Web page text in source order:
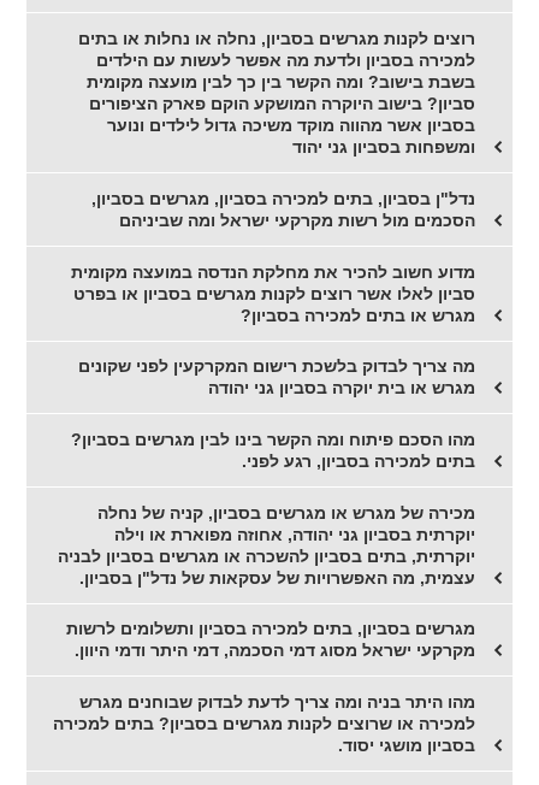
רוצים לקנות מגרשים בסביון, נחלה או נחלות או בתים
למכירה בסביון ולדעת מה אפשר לעשות עם הילדים
בשבת בישוב? ומה הקשר בין כך לבין מועצה מקומית
סביון? בישוב היוקרה המושקע הוקם פארק הציפורים
בסביון אשר מהווה מוקד משיכה גדול לילדים ונוער
ומשפחות בסביון גני יהוד
נדל"ן בסביון, בתים למכירה בסביון, מגרשים בסביון,
הסכמים מול רשות מקרקעי ישראל ומה שביניהם
מדוע חשוב להכיר את מחלקת הנדסה במועצה מקומית
סביון לאלו אשר רוצים לקנות מגרשים בסביון או בפרט
מגרש או בתים למכירה בסביון?
מה צריך לבדוק בלשכת רישום המקרקעין לפני שקונים
מגרש או בית יוקרה בסביון גני יהודה
מהו הסכם פיתוח ומה הקשר בינו לבין מגרשים בסביון?
בתים למכירה בסביון, רגע לפני.
מכירה של מגרש או מגרשים בסביון, קניה של נחלה
יוקרתית בסביון גני יהודה, אחוזה מפוארת או וילה
יוקרתית, בתים בסביון להשכרה או מגרשים בסביון לבניה
עצמית, מה האפשרויות של עסקאות של נדל"ן בסביון.
מגרשים בסביון, בתים למכירה בסביון ותשלומים לרשות
מקרקעי ישראל מסוג דמי הסכמה, דמי היתר ודמי היוון.
מהו היתר בניה ומה צריך לדעת לבדוק שבוחנים מגרש
למכירה או שרוצים לקנות מגרשים בסביון? בתים למכירה
בסביון מושגי יסוד.